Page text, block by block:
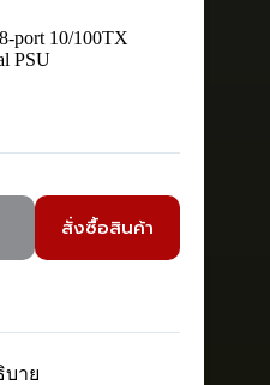
port 10/100TX
PSU
สั่งซื้อสินค้า
บาย